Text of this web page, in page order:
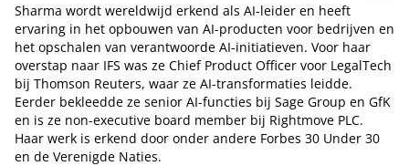
Sharma wordt wereldwijd erkend als AI-leider en heeft
ervaring in het opbouwen van AI-producten voor bedrijven en
het opschalen van verantwoorde AI-initiatieven. Voor haar
overstap naar IFS was ze Chief Product Officer voor LegalTech
bij Thomson Reuters, waar ze AI-transformaties leidde.
Eerder bekleedde ze senior AI-functies bij Sage Group en GfK
en is ze non-executive board member bij Rightmove PLC.
Haar werk is erkend door onder andere Forbes 30 Under 30
en de Verenigde Naties.